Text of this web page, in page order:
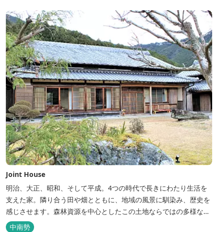
Joint House
明治、大正、昭和、そして平成。4つの時代で長きにわたり生活を
支えた家。隣り合う田や畑とともに、地域の風景に馴染み、歴史を
感じさせます。森林資源を中心としたこの土地ならではの多様な自
然環境の素晴らしさを伝える情報を発信し、そして多種多様な人材
中南勢